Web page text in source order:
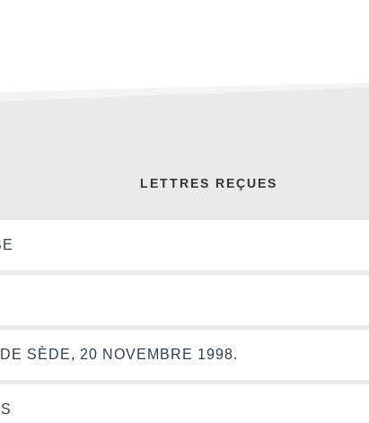
LETTRES REÇUES
SÈDE, 20 NOVEMBRE 1998.